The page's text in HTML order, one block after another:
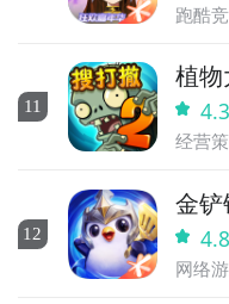
跑酷
11
植
4.3
经营
12
金
4.8
网络